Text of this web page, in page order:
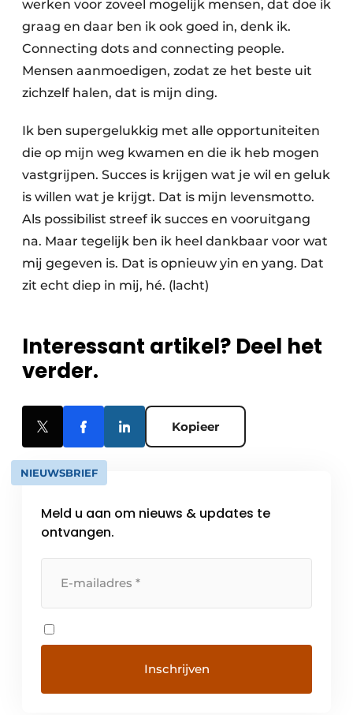
werken voor zoveel mogelijk mensen, dat doe ik
graag en daar ben ik ook goed in, denk ik.
Connecting dots and connecting people.
Mensen aanmoedigen, zodat ze het beste uit
zichzelf halen, dat is mijn ding.
Ik ben supergelukkig met alle opportuniteiten
die op mijn weg kwamen en die ik heb mogen
vastgrijpen. Succes is krijgen wat je wil en geluk
is willen wat je krijgt. Dat is mijn levensmotto.
Als possibilist streef ik succes en vooruitgang
na. Maar tegelijk ben ik heel dankbaar voor wat
mij gegeven is. Dat is opnieuw yin en yang. Dat
zit echt diep in mij, hé. (lacht)
Interessant artikel? Deel het
verder.
Kopieer
NIEUWSBRIEF
Meld u aan om nieuws & updates te
ontvangen.